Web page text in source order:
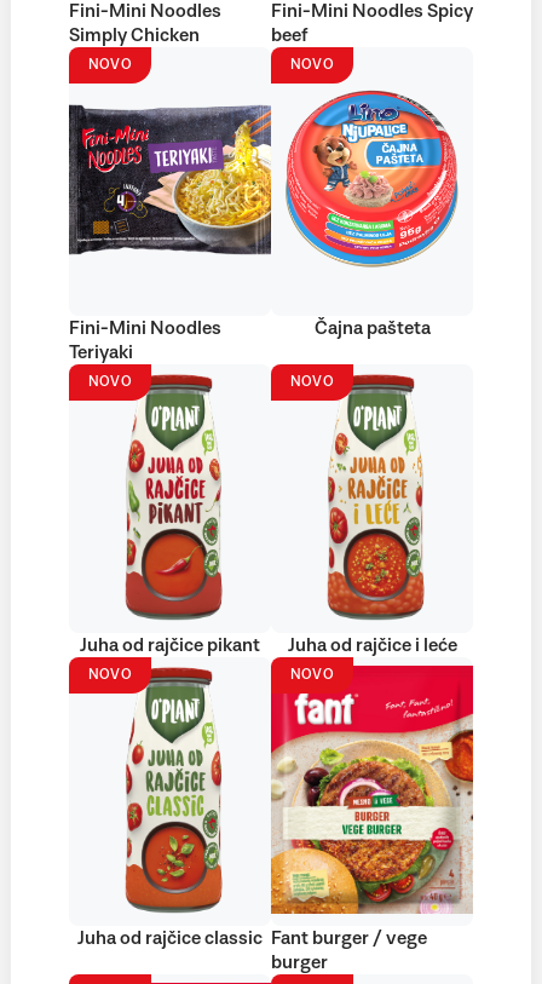
Fini-Mini Noodles
Simply Chicken
Fini-Mini Noodles Spicy
beef
NOVO
Fini-Mini Noodles
Teriyaki
NOVO
Čajna pašteta
NOVO
Juha od rajčice pikant
NOVO
Juha od rajčice i leće
NOVO
Juha od rajčice classic
NOVO
Fant burger / vege
burger